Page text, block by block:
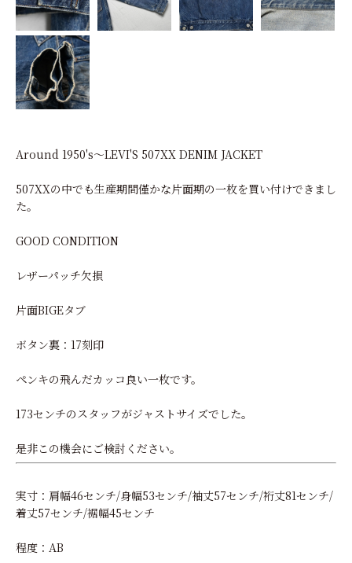
Around 1950's～LEVI'S 507XX DENIM JACKET
507XXの中でも生産期間僅かな片面期の一枚を買い付けできまし
た。
GOOD CONDITION
レザーパッチ欠損
片面BIGEタブ
ボタン裏：17刻印
ペンキの飛んだカッコ良い一枚です。
173センチのスタッフがジャストサイズでした。
是非この機会にご検討ください。
実寸：肩幅46センチ/身幅53センチ/袖丈57センチ/裄丈81センチ/
着丈57センチ/裾幅45センチ
程度：AB